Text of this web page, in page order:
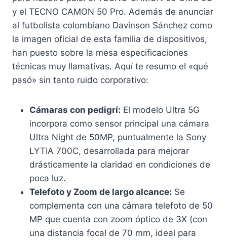
y el TECNO CAMON 50 Pro. Además de anunciar
al futbolista colombiano Davinson Sánchez como
la imagen oficial de esta familia de dispositivos,
han puesto sobre la mesa especificaciones
técnicas muy llamativas. Aquí te resumo el «qué
pasó» sin tanto ruido corporativo:
Cámaras con pedigrí: El modelo Ultra 5G
incorpora como sensor principal una cámara
Ultra Night de 50MP, puntualmente la Sony
LYTIA 700C, desarrollada para mejorar
drásticamente la claridad en condiciones de
poca luz.
Telefoto y Zoom de largo alcance: Se
complementa con una cámara telefoto de 50
MP que cuenta con zoom óptico de 3X (con
una distancia focal de 70 mm, ideal para